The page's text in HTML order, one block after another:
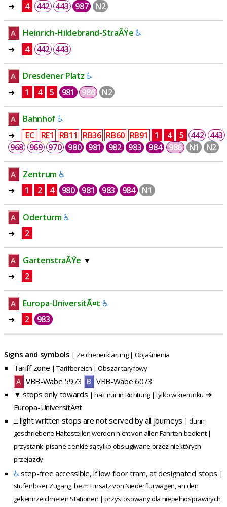
➜
4 442 443 987 N2
A Heinrich-Hildebrand-StraÃŸe ♿
➜
4 442 443
A Dresdener Platz ♿
➜
1 4 5 981 986 N2
A Bahnhof ♿
➜
EC RE1 RB11 RB36 RB60 RB91 1 4 5 442 443
968 969 970 980 981 982 983 984 986 N1 N2
A Zentrum ♿
➜
1 2 4 980 981 983 984 N1
A Oderturm♿
➜
2
A GartenstraÃŸe ▼
➜
2
A Europa-UniversitÃ¤t ♿
➜
2 983
Signs and symbols | Zeichenerklärung | Objaśnienia
Tariff zone | Tarifbereich | Obszar taryfowy
A VBB-Wabe 5973 B VBB-Wabe 6073
▼ stops only towards | hält nur in Richtung | tylko w kierunku ➜
Europa-UniversitÃ¤t
□light written stops are not served by all journeys | dünn
geschriebene Haltestellen werden nicht von allen Fahrten bedient |
przystanki pisane cienkie są tylko obsługiwane przez niektórych
przejazdy
♿step-free accessible, if low floor tram, at designated stops |
stufenloser Zugang, beim Einsatz von Niederflurwagen, an den
gekennzeichneten Stationen | przystosowany dla niepełnosprawnych,